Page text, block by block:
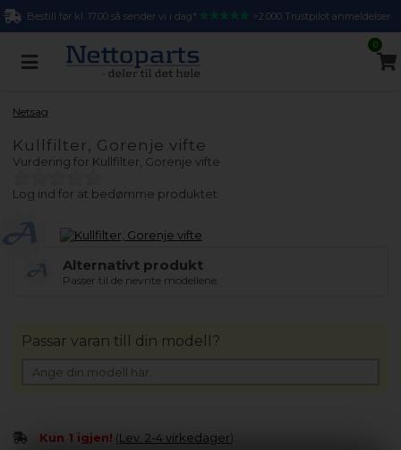
Bestill før kl. 17.00 så sender vi i dag* >2.000 Trustpilot anmeldelser
0
Netsag
Kullfilter, Gorenje vifte
Vurdering for Kullfilter, Gorenje vifte
Log ind for at bedømme produktet
Alternativt produkt
Passer til de nevnte modellene.
Kun 1 igjen! (Lev. 2-4 virkedager).
Passar varan till din modell?